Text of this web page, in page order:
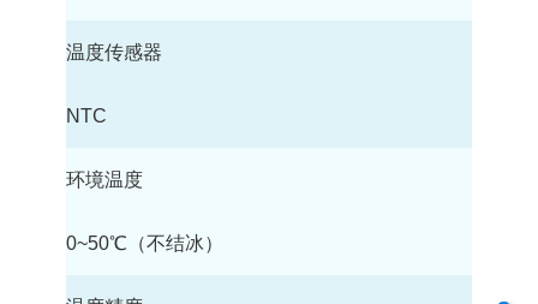
温度传感器
NTC
环境温度
0~50℃（不结冰）